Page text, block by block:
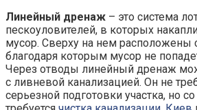
Линейный дренаж – это система
пескоуловителей, в которых
мусор. Сверху на нем
благодаря которым мусор не
Через отводы линейный дренаж
с ливневой канализацией. Он не
серьезной подготовки участка, но